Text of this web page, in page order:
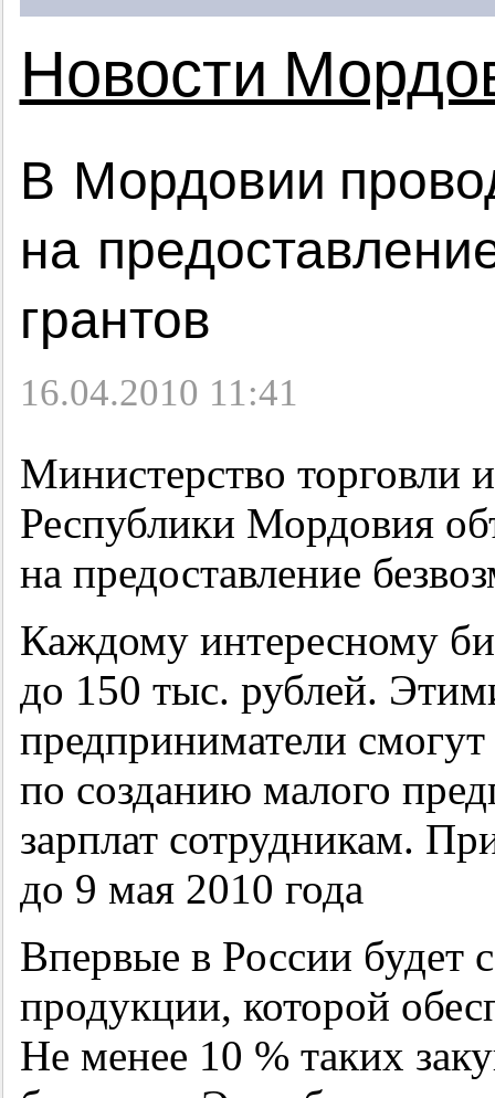
Новости
В Мордовии
на
грантов
16.04.2010 11:41
Министерство торговли
Республики Мордовия
на предоставление
Каждому интересному
до 150 тыс. рублей.
предприниматели
по созданию малого
зарплат сотрудникам.
до 9 мая 2010 года
Впервые в России будет
продукции, которой
Не менее 10 % таких